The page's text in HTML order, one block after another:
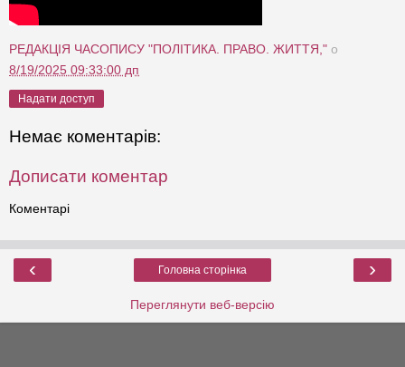
РЕДАКЦІЯ ЧАСОПИСУ "ПОЛІТИКА. ПРАВО. ЖИТТЯ," о
8/19/2025 09:33:00 дп
Надати доступ
Немає коментарів:
Дописати коментар
Коментарі
‹ ›
Головна сторінка
Переглянути веб-версію